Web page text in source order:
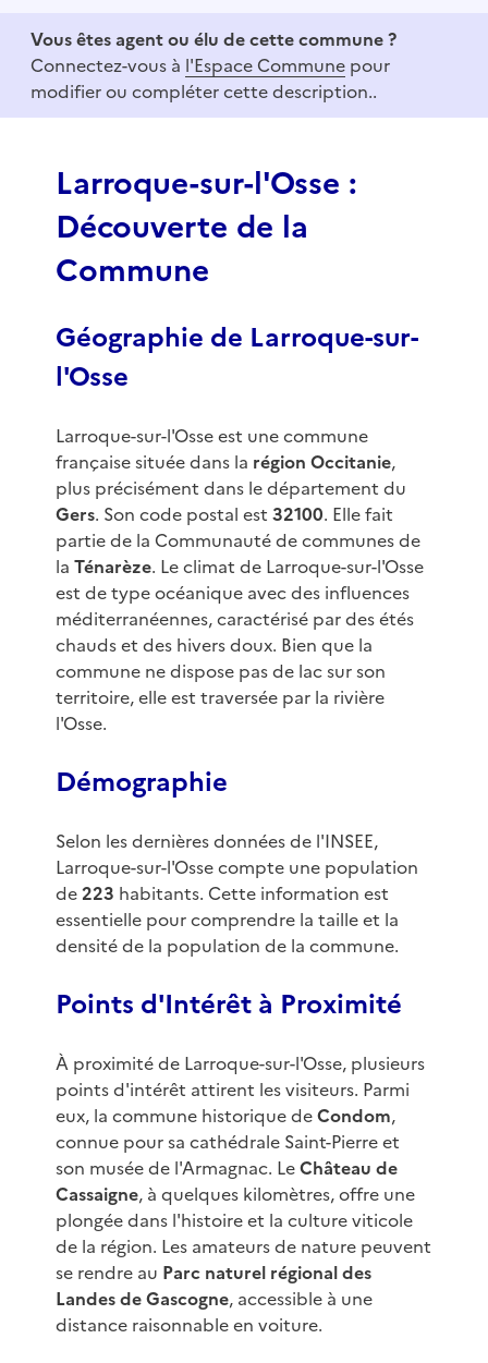
f
Vous êtes agent ou élu de cette commune ?
Connectez-vous à l'Espace Commune pour
modifier ou compléter cette description..
Larroque-sur-l'Osse :
Découverte de la
Commune
Géographie de Larroque-sur-
l'Osse
Larroque-sur-l'Osse est une commune
française située dans la région Occitanie,
plus précisément dans le département du
Gers. Son code postal est 32100. Elle fait
partie de la Communauté de communes de
la Ténarèze. Le climat de Larroque-sur-l'Osse
est de type océanique avec des influences
méditerranéennes, caractérisé par des étés
chauds et des hivers doux. Bien que la
commune ne dispose pas de lac sur son
territoire, elle est traversée par la rivière
l'Osse.
Démographie
Selon les dernières données de l'INSEE,
Larroque-sur-l'Osse compte une population
de223 habitants. Cette information est
essentielle pour comprendre la taille et la
densité de la population de la commune.
Points d'Intérêt à Proximité
À proximité de Larroque-sur-l'Osse, plusieurs
points d'intérêt attirent les visiteurs. Parmi
eux, la commune historique deCondom,
connue pour sa cathédrale Saint-Pierre et
son musée de l'Armagnac. LeChâteau de
Cassaigne, à quelques kilomètres, offre une
plongée dans l'histoire et la culture viticole
de la région. Les amateurs de nature peuvent
se rendre au Parc naturel régional des
Landes de Gascogne, accessible à une
distance raisonnable en voiture.